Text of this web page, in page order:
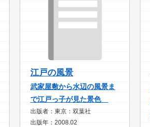
江戸の風景
武家屋敷から水辺の風景ま
で江戸っ子が見た景色
出版者：東京：双葉社
出版年：2008.02